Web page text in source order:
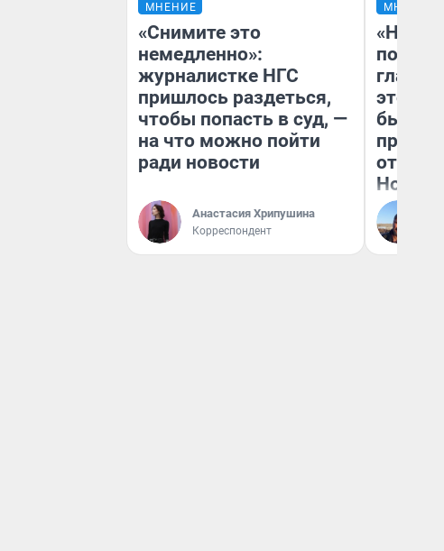
МНЕНИЕ
«Снимите это
немедленно»:
журналистке НГС
пришлось раздеться,
чтобы попасть в суд, —
на что можно пойти
ради новости
Анастасия Хрипушина
Корреспондент
МНЕНИЕ
этого
бьет
отзыв
Нолана